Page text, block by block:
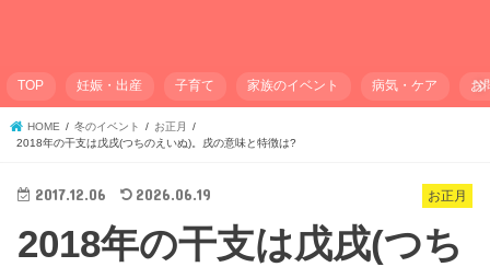
TOP 妊娠・出産 子育て 家族のイベント 病気・ケア お
HOME 冬のイベント
お正月
2018年の干支は戊戌(つちのえいぬ)。戌の意味と特徴は?
お正月
2017.12.06 2026.06.19
2018年の干支は戊戌(つち